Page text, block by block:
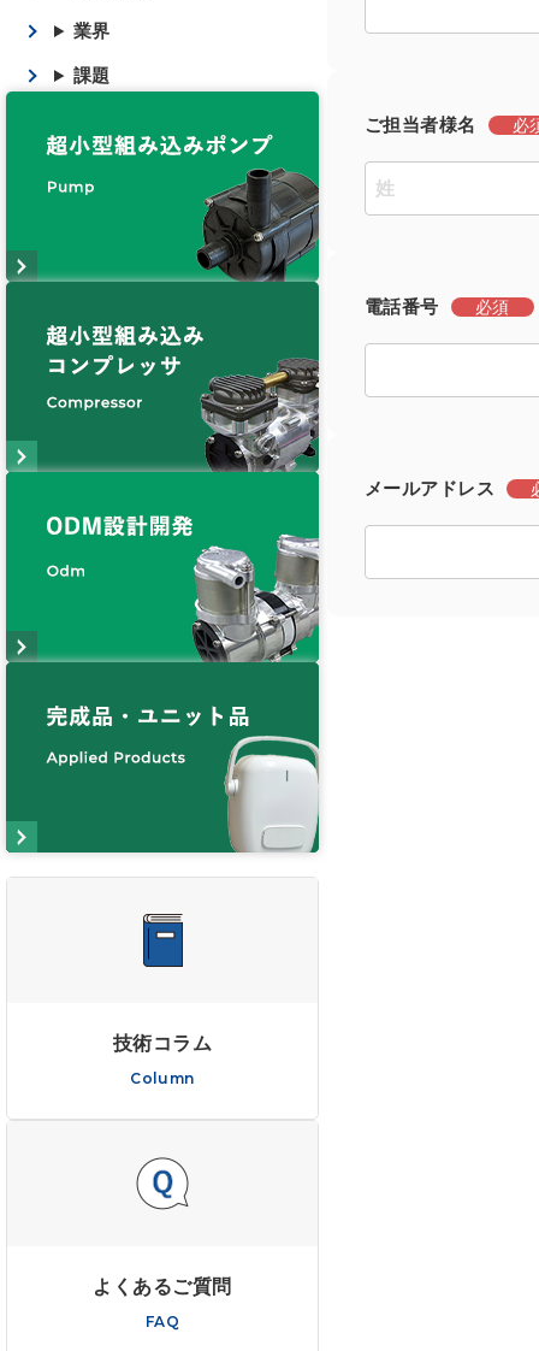
業界
課題
技術コラム
Column
よくあるご質問
FAQ
ご担当者様名 必
電話番号 必須
メールアドレス